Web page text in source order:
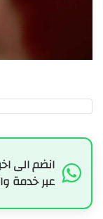
انضم الى
عبر خدمة